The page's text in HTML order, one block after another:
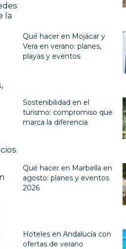
la
Qué hacer en Mojácar y
Vera en verano: planes,
playas y eventos
Sostenibilidad en el
turismo: compromiso que
marca la diferencia
Qué hacer en Marbella en
agosto: planes y eventos
2026
Hoteles en Andalucía con
ofertas de verano